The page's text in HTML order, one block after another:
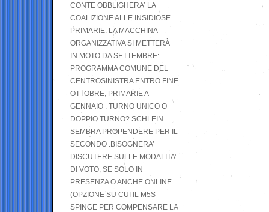
CONTE OBBLIGHERA’ LA
COALIZIONE ALLE INSIDIOSE
PRIMARIE. LA MACCHINA
ORGANIZZATIVA SI METTERÀ
IN MOTO DA SETTEMBRE:
PROGRAMMA COMUNE DEL
CENTROSINISTRA ENTRO FINE
OTTOBRE, PRIMARIE A
GENNAIO . TURNO UNICO O
DOPPIO TURNO? SCHLEIN
SEMBRA PROPENDERE PER IL
SECONDO .BISOGNERA’
DISCUTERE SULLE MODALITA’
DI VOTO, SE SOLO IN
PRESENZA O ANCHE ONLINE
(OPZIONE SU CUI IL M5S
SPINGE PER COMPENSARE LA